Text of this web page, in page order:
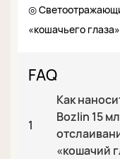
◎
«кошачьего
FAQ
1
Как
Bozlin 15
«кошачий